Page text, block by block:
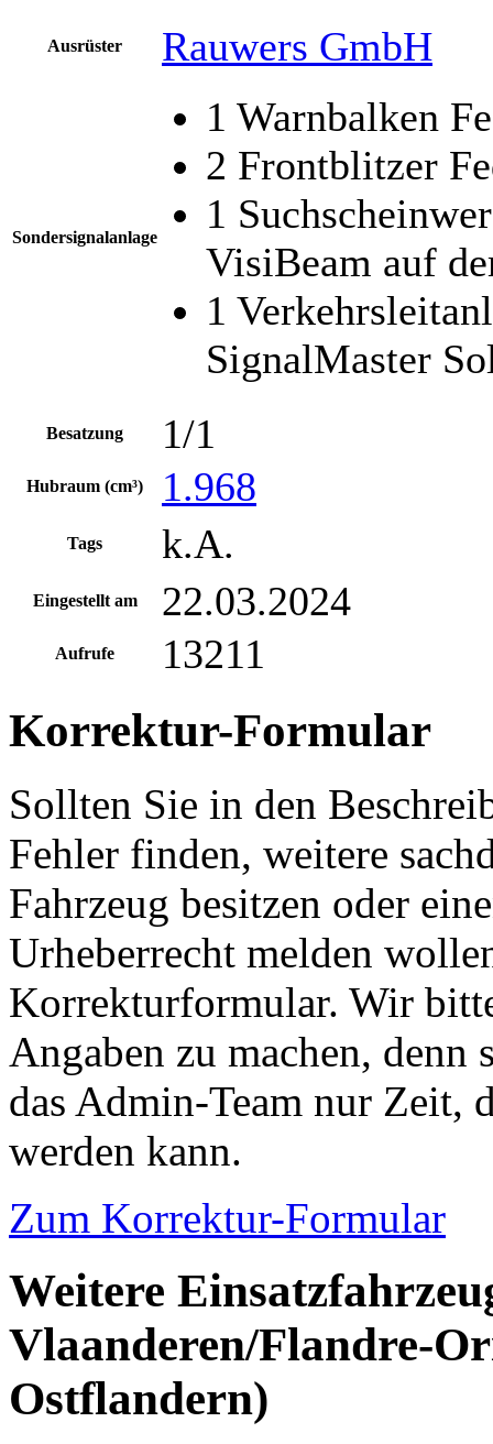
Ausrüster Rauwers GmbH
Sondersignalanlage
1 Warnbalken
2 Frontblitzer
1
VisiBeam auf
1
SignalMaster
Besatzung 1/1
Hubraum (cm³) 1.968
Tags k.A.
Eingestellt am 22.03.2024
Aufrufe 13211
Korrektur-Formular
Sollten Sie in den
Fehler finden, weitere
Fahrzeug besitzen oder
Urheberrecht melden
Korrekturformular. Wir
Angaben zu machen,
das Admin-Team nur Zeit,
werden kann.
Zum Korrektur-Formular
Weitere
Vlaanderen/Flandre-
Ostflandern)